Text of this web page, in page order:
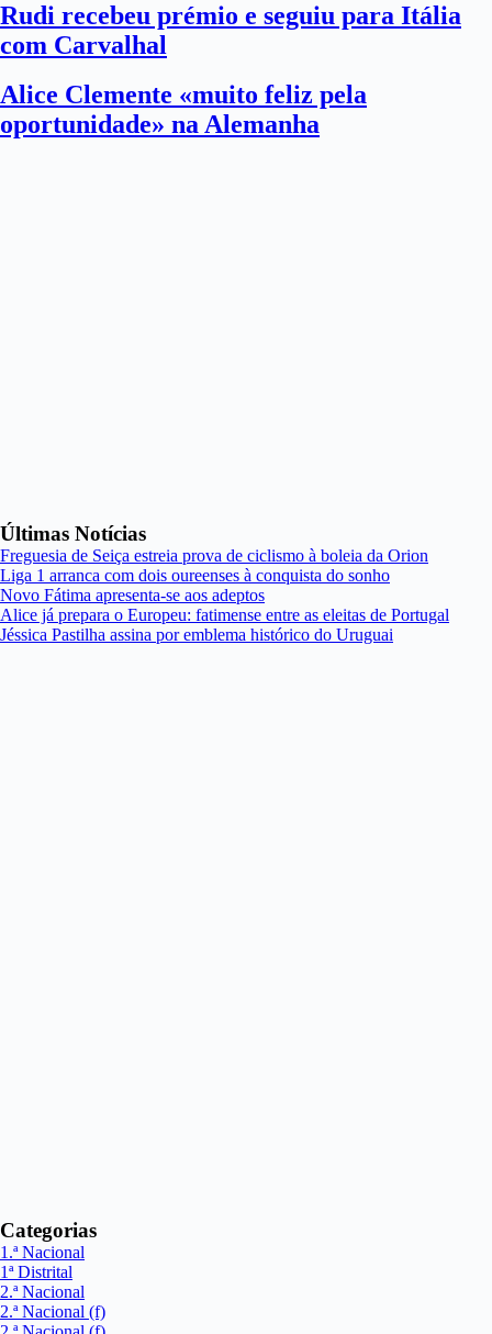
Rudi recebeu prémio e seguiu para Itália
com Carvalhal
Alice Clemente «muito feliz pela
oportunidade» na Alemanha
Últimas Notícias
Freguesia de Seiça estreia prova de ciclismo à boleia da Orion
Liga 1 arranca com dois oureenses à conquista do sonho
Novo Fátima apresenta-se aos adeptos
Alice já prepara o Europeu: fatimense entre as eleitas de Portugal
Jéssica Pastilha assina por emblema histórico do Uruguai
Categorias
1.ª Nacional
1ª Distrital
2.ª Nacional
2.ª Nacional (f)